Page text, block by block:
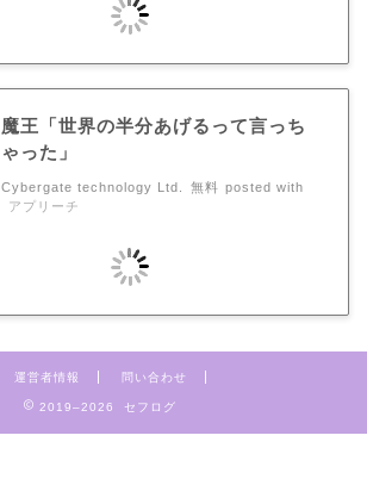
魔王「世界の半分あげるって言っち
ゃった」
Cybergate technology Ltd. 無料 posted with
アプリーチ
運営者情報 問い合わせ
2019–2026 セフログ